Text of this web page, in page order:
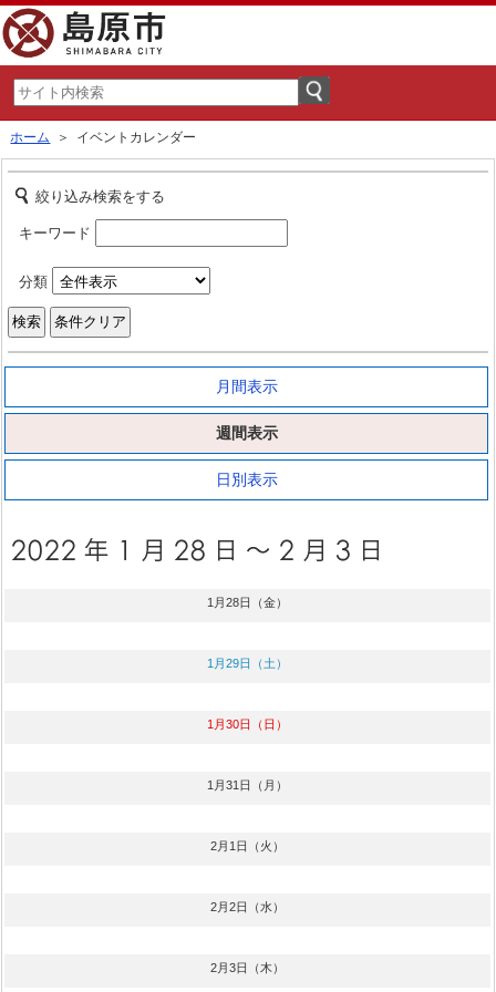
ホーム ＞ イベントカレンダー
絞り込み検索をする
キーワード
分類
月間表示
週間表示
日別表示
1月28日（金）
1月29日（土）
1月30日（日）
1月31日（月）
2月1日（火）
2月2日（水）
2月3日（木）